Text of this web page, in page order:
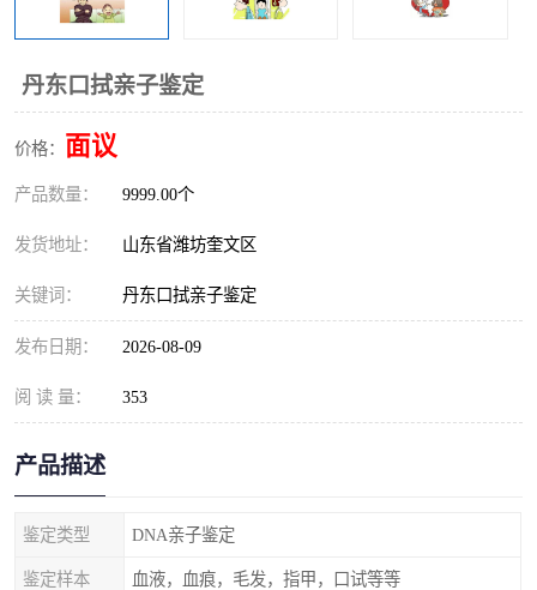
丹东口拭亲子鉴定
价格： 面议
产品数量： 9999.00个
发货地址： 山东省潍坊奎文区
关键词： 丹东口拭亲子鉴定
发布日期： 2026-08-09
阅 读 量： 353
产品描述
鉴定类型 DNA亲子鉴定
鉴定样本 血液，血痕，毛发，指甲，口试等等